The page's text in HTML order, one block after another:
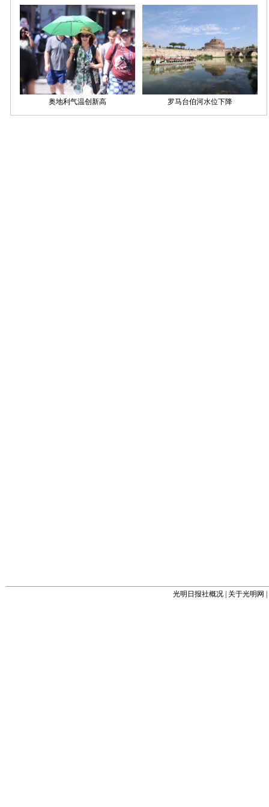
光明日报社概况 关于光明网